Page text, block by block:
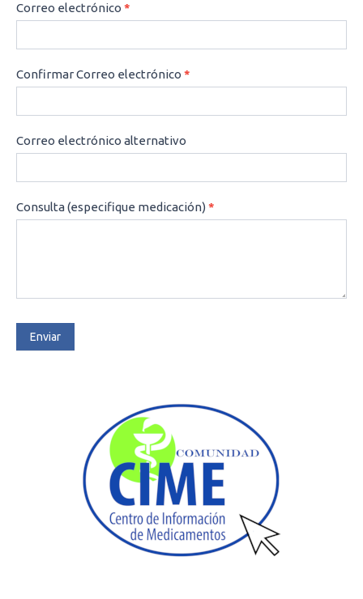
Correo electrónico *
Confirmar Correo electrónico *
Correo electrónico alternativo
Consulta (especifique medicación)*
Enviar